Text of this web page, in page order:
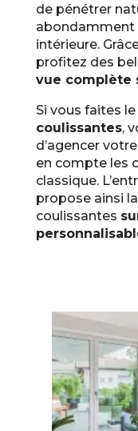
de pénétrer
abondamment
intérieure.
profitez des
vue complète
Si vous faites
coulissantes,
d’agencer
en compte les
classique.
propose ainsi
coulissantes